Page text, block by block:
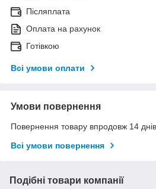
Післяплата
Оплата на рахунок
Готівкою
Всі умови оплати
Умови повернення
Повернення товару впродовж 14
Всі умови повернення
Подібні товари компанії